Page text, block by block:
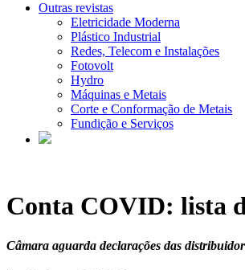
Outras revistas
Eletricidade Moderna
Plástico Industrial
Redes, Telecom e Instalações
Fotovolt
Hydro
Máquinas e Metais
Corte e Conformação de Metais
Fundição e Serviços
Conta COVID: lista
Câmara aguarda declarações das